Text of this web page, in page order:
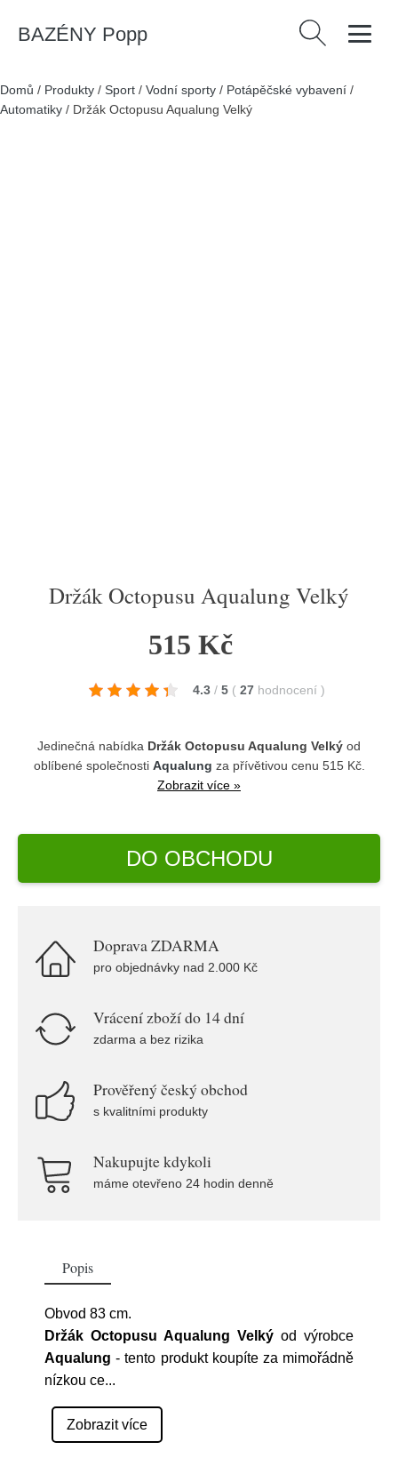
BAZÉNY Popp Vyhledávání
Domů / Produkty / Sport / Vodní sporty / Potápěčské vybavení /
Automatiky / Držák Octopusu Aqualung Velký
Držák Octopusu Aqualung Velký
515 Kč
4.3 / 5 ( 27 hodnocení )
Jedinečná nabídka Držák Octopusu Aqualung Velký od
oblíbené společnosti Aqualung za přívětivou cenu 515 Kč.
Zobrazit více »
DO OBCHODU
Doprava ZDARMA
pro objednávky nad 2.000 Kč
Vrácení zboží do 14 dní
zdarma a bez rizika
Prověřený český obchod
s kvalitními produkty
Nakupujte kdykoli
máme otevřeno 24 hodin denně
Popis
Obvod 83 cm.
Držák Octopusu Aqualung Velký od výrobce
Aqualung - tento produkt koupíte za mimořádně
nízkou ce...
Zobrazit více